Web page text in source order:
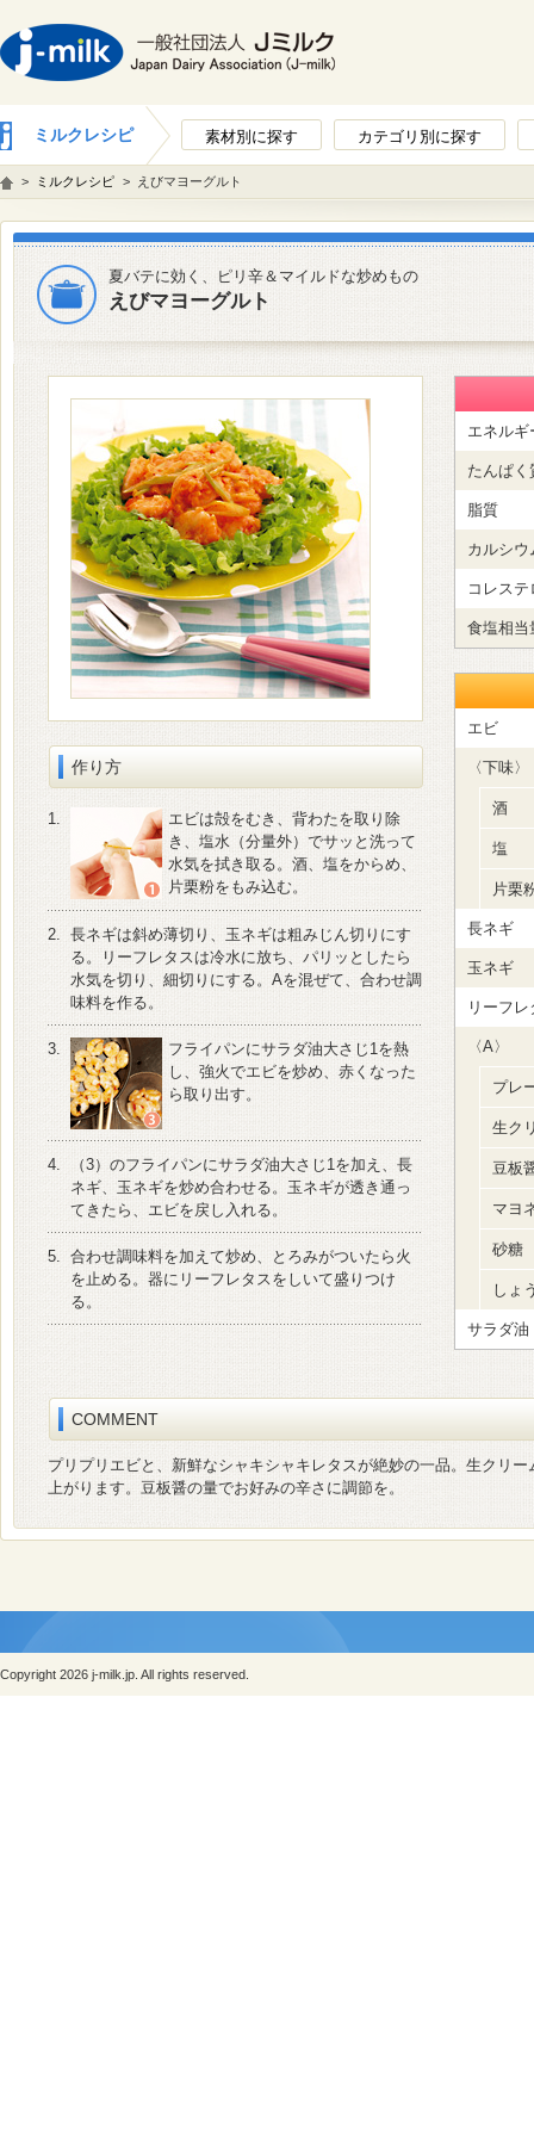
ミルクレシピ 素材別に探す カテゴリ別に探す
> ミルクレシピ > えびマヨーグルト
夏バテに効く、ピリ辛＆マイルドな炒めもの
えびマヨーグルト
作り方
1.
エビは殻をむき、背わたを取り除
き、塩水（分量外）でサッと洗って
水気を拭き取る。酒、塩をからめ、
片栗粉をもみ込む。
2. 長ネギは斜め薄切り、玉ネギは粗みじん切りにす
る。リーフレタスは冷水に放ち、パリッとしたら
水気を切り、細切りにする。Aを混ぜて、合わせ調
味料を作る。
3.
フライパンにサラダ油大さじ1を熱
し、強火でエビを炒め、赤くなった
ら取り出す。
4.
（3）のフライパンにサラダ油大さじ1を加え、長
ネギ、玉ネギを炒め合わせる。玉ネギが透き通っ
てきたら、エビを戻し入れる。
5. 合わせ調味料を加えて炒め、とろみがついたら火
を止める。器にリーフレタスをしいて盛りつけ
る。
エネルギ
たんぱく
脂質
カルシウ
コレステ
食塩相当
エビ
〈下味〉
酒
塩
片栗
長ネギ
玉ネギ
リーフレ
〈A〉
プレ
生ク
豆板
マヨ
砂糖
しょ
サラダ油
COMMENT
プリプリエビと、新鮮なシャキシャキレタスが絶妙の一品。生クリ
上がります。豆板醤の量でお好みの辛さに調節を。
Copyright 2026 j-milk.jp. All rights reserved.